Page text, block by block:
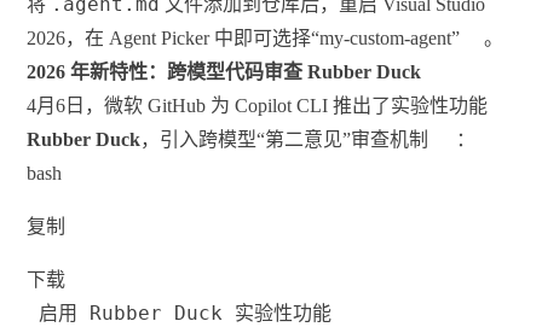
将 .agent.md 文件添加到仓库后，重启 Visual Studio
2026，在 Agent Picker 中即可选择“my-custom-agent”
。
2026 年新特性：跨模型代码审查 Rubber Duck
4月6日，微软 GitHub 为 Copilot CLI 推出了实验性功能
Rubber Duck，引入跨模型“第二意见”审查机制
：
bash
复制
下载
启用 Rubber Duck 实验性功能